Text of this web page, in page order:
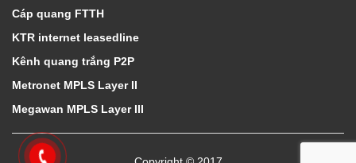
Cáp quang FTTH
KTR internet leasedline
Kênh quang trắng P2P
Metronet MPLS Layer II
Megawan MPLS Layer III